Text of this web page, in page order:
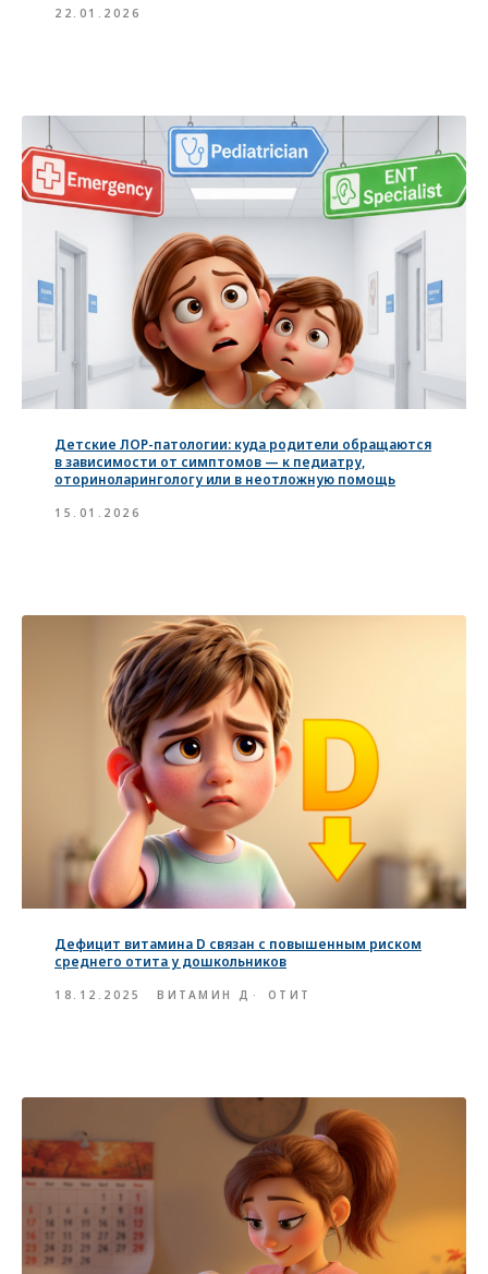
22.01.2026
Детские ЛОР-патологии: куда родители обращаются
в зависимости от симптомов — к педиатру,
оториноларингологу или в неотложную помощь
15.01.2026
Дефицит витамина D связан с повышенным риском
среднего отита у дошкольников
18.12.2025 ВИТАМИН Д ОТИТ